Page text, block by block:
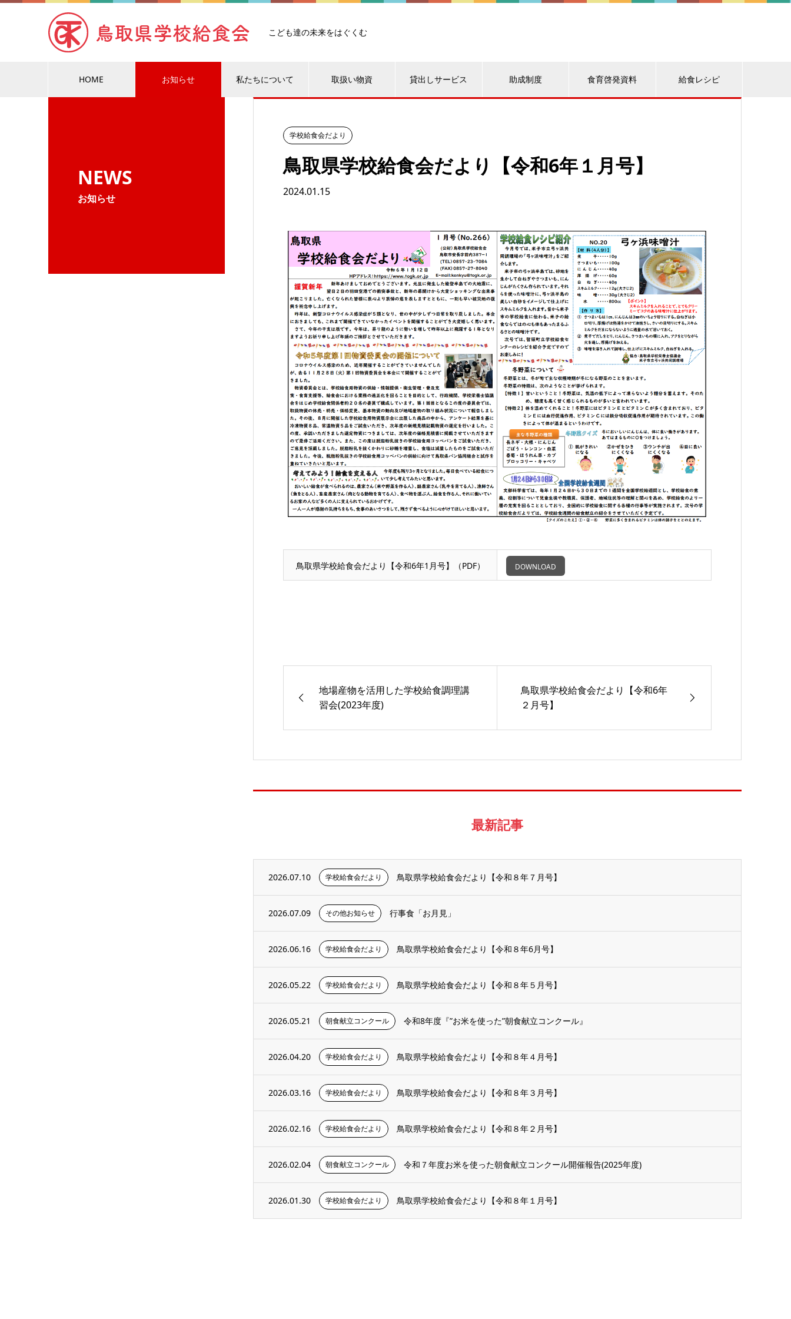
こども達の未来をはぐくむ
HOME お知らせ 私たちについて 取扱い物資 貸出しサービス 助成制度 食育啓発資料 給食レシピ
NEWS
お知らせ
学校給食会だより
鳥取県学校給食会だより【令和6年１月号】
2024.01.15
鳥取県学校給食会だより【令和6年1月号】（PDF） DOWNLOAD
地場産物を活用した学校給食調理講
習会(2023年度)
鳥取県学校給食会だより【令和6年
２月号】
最新記事
2026.07.10 学校給食会だより 鳥取県学校給食会だより【令和８年７月号】
2026.07.09 その他お知らせ 行事食「お月見」
2026.06.16 学校給食会だより 鳥取県学校給食会だより【令和８年6月号】
2026.05.22 学校給食会だより 鳥取県学校給食会だより【令和８年５月号】
2026.05.21 朝食献立コンクール 令和8年度『”お米を使った”朝食献立コンクール』
2026.04.20 学校給食会だより 鳥取県学校給食会だより【令和８年４月号】
2026.03.16 学校給食会だより 鳥取県学校給食会だより【令和８年３月号】
2026.02.16 学校給食会だより 鳥取県学校給食会だより【令和８年２月号】
2026.02.04 朝食献立コンクール 令和７年度お米を使った朝食献立コンクール開催報告(2025年度)
2026.01.30 学校給食会だより 鳥取県学校給食会だより【令和８年１月号】